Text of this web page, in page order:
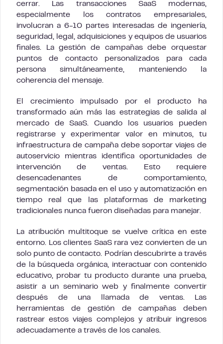
cerrar. Las transacciones SaaS modernas,
especialmente los contratos empresariales,
involucran a 6-10 partes interesadas de ingeniería,
seguridad, legal, adquisiciones y equipos de usuarios
finales. La gestión de campañas debe orquestar
puntos de contacto personalizados para cada
persona simultáneamente, manteniendo la
coherencia del mensaje.
El crecimiento impulsado por el producto ha
transformado aún más las estrategias de salida al
mercado de SaaS. Cuando los usuarios pueden
registrarse y experimentar valor en minutos, tu
infraestructura de campaña debe soportar viajes de
autoservicio mientras identifica oportunidades de
intervención de ventas. Esto requiere
desencadenantes de comportamiento,
segmentación basada en el uso y automatización en
tiempo real que las plataformas de marketing
tradicionales nunca fueron diseñadas para manejar.
La atribución multitoque se vuelve crítica en este
entorno. Los clientes SaaS rara vez convierten de un
solo punto de contacto. Podrían descubrirte a través
de la búsqueda orgánica, interactuar con contenido
educativo, probar tu producto durante una prueba,
asistir a un seminario web y finalmente convertir
después de una llamada de ventas. Las
herramientas de gestión de campañas deben
rastrear estos viajes complejos y atribuir ingresos
adecuadamente a través de los canales.